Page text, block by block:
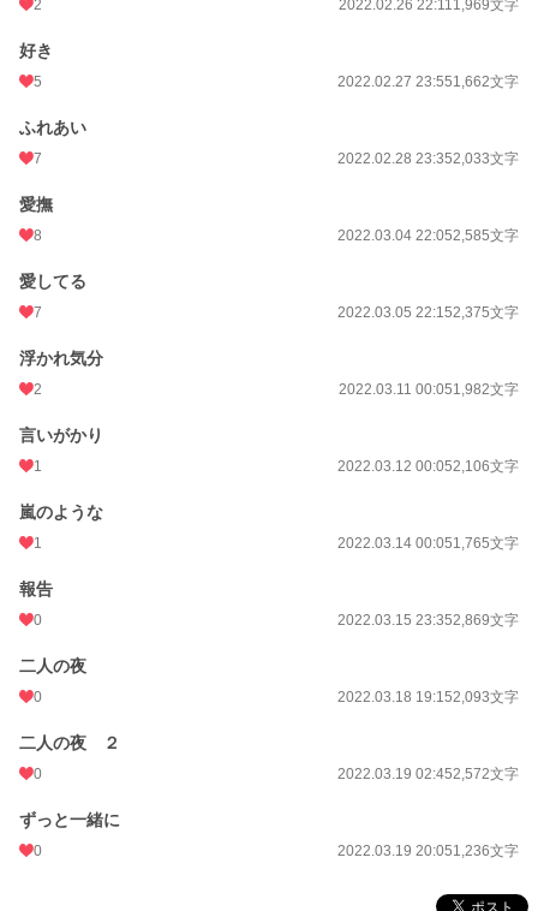
2 2022.02.26 22:111,969文字
好き
5 2022.02.27 23:551,662文字
ふれあい
7 2022.02.28 23:352,033文字
愛撫
8 2022.03.04 22:052,585文字
愛してる
7 2022.03.05 22:152,375文字
浮かれ気分
2 2022.03.11 00:051,982文字
言いがかり
1 2022.03.12 00:052,106文字
嵐のような
1 2022.03.14 00:051,765文字
報告
0 2022.03.15 23:352,869文字
二人の夜
0 2022.03.18 19:152,093文字
二人の夜 ２
0 2022.03.19 02:452,572文字
ずっと一緒に
0 2022.03.19 20:051,236文字